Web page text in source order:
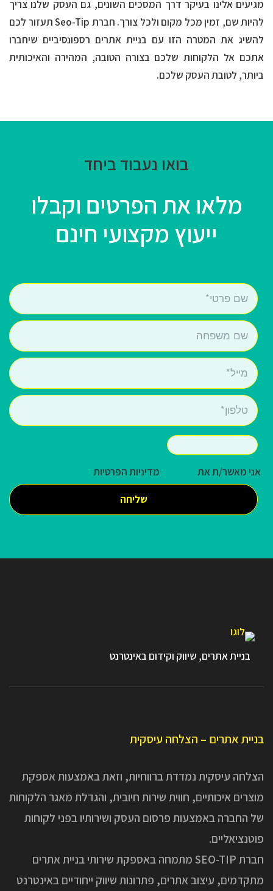
מגיעים אלינו בעיקר דרך המסכים השונים, גם העסק שלנו צריך
להיות שם, זמין מכל מקום ולכל צורך. חברת Seo-Tip תעזור לכם
להשיג את המטרה הזו עם בניית אתרים רספונסיביים שיחברו
אתכם אל הלקוחות שלכם בצורה הטובה, המהירה והאיכותית
ביותר, לטובת העסק שלכם.
בואו נעבוד ביחד
מלאו את הפרטים וקבלו
ייעוץ מקצועי חינם
אני מאשר/ת את מדיניות הפרטיות
בניית אתרים, שיווק וקידום באינטרנט
בניית אתרים – הצלחה עיסקית
הצלחה עיסקית נמדדת ברווחיות, וזאת באמצעות אספקת
מוצרים איכותיים, חווית שירות חיובית, והגדלת מאגר הלקוחות
של החברה באמצעות פרסום העסק ושירותיו בפני לקוחות
פוטנציאליים.
חברת SEO-TIP מתמחה באספקת שירותי בניית אתרים
מתקדמים, עיצוב אתרים, פתרונות שיווק ייחודיים באינטרנט